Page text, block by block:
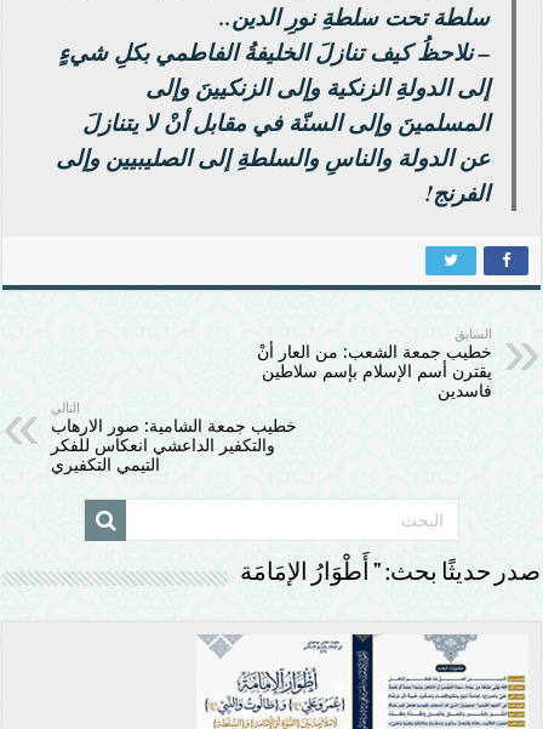
سلطة تحت سلطةِ نورِ الدين..
– نلاحظُ كيف تنازلَ الخليفةُ الفاطمي بكلِ شيءٍ
إلى الدولةِ الزنكية وإلى الزنكيينَ وإلى
المسلمينَ وإلى السنّة في مقابل أنْ لا يتنازلَ
عن الدولة والناسِ والسلطةِ إلى الصليبيين وإلى
الفرنج!
السابق
خطيب جمعة الشعب: من العار أنْ
يقترن أسم الإسلام بإسم سلاطين
فاسدين
التالي
خطيب جمعة الشامية: صور الارهاب
والتكفير الداعشي انعكاس للفكر
التيمي التكفيري
صدر حديثًا بحث: ” أَطْوَارُ الإمَامَة